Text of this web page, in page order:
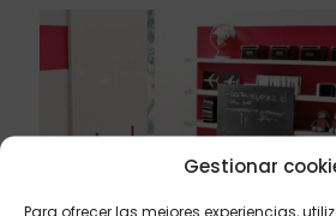
Gestionar
Para ofrecer las mejores experiencias,